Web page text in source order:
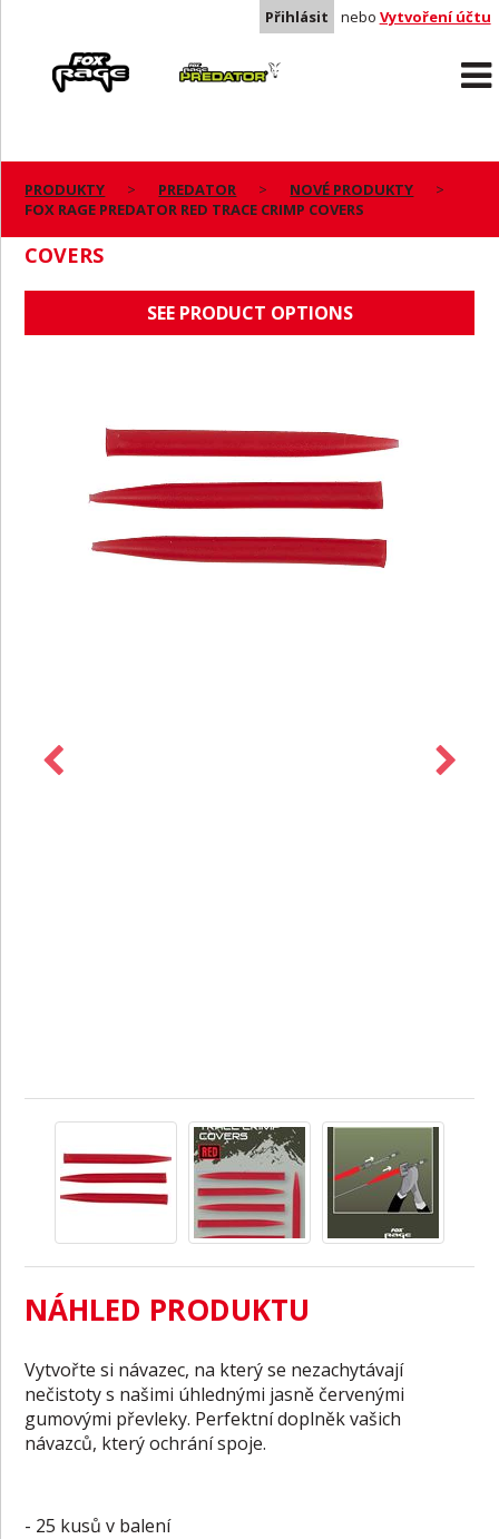
Přihlásit nebo Vytvoření účtu
Predator
PRODUKTY PREDATOR
NOVÉ PRODUKTY
FOX RAGE PREDATOR RED TRACE CRIMP COVERS
COVERS
SEE PRODUCT OPTIONS
NÁHLED PRODUKTU
Vytvořte si návazec, na který se nezachytávají
nečistoty s našimi úhlednými jasně červenými
gumovými převleky. Perfektní doplněk vašich
návazců, který ochrání spoje.
- 25 kusů v balení